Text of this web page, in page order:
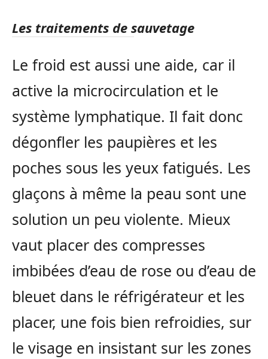
Les traitements de sauvetage
Le froid est aussi une aide, car il
active la microcirculation et le
système lymphatique. Il fait donc
dégonfler les paupières et les
poches sous les yeux fatigués. Les
glaçons à même la peau sont une
solution un peu violente. Mieux
vaut placer des compresses
imbibées d’eau de rose ou d’eau de
bleuet dans le réfrigérateur et les
placer, une fois bien refroidies, sur
le visage en insistant sur les zones